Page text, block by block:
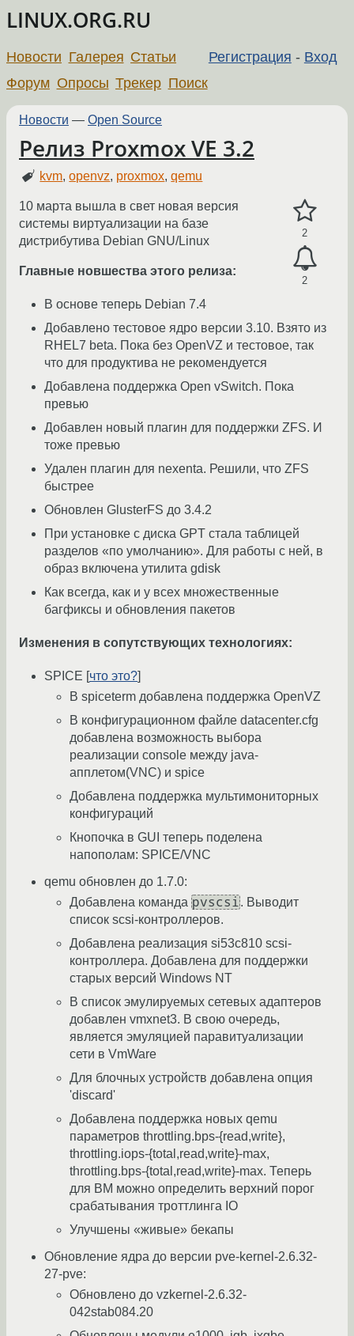
LINUX.ORG.RU
Регистрация - Вход
Новости Галерея Статьи
Форум Опросы Трекер Поиск
Новости — Open Source
Релиз Proxmox VE 3.2
kvm,openvz, proxmox,qemu
2
2
10 марта вышла в свет новая версия
системы виртуализации на базе
дистрибутива Debian GNU/Linux
Главные новшества этого релиза:
В основе теперь Debian 7.4
Добавлено тестовое ядро версии 3.10. Взято из
RHEL7 beta. Пока без OpenVZ и тестовое, так
что для продуктива не рекомендуется
Добавлена поддержка Open vSwitch. Пока
превью
Добавлен новый плагин для поддержки ZFS. И
тоже превью
Удален плагин для nexenta. Решили, что ZFS
быстрее
Обновлен GlusterFS до 3.4.2
При установке с диска GPT стала таблицей
разделов «по умолчанию». Для работы с ней, в
образ включена утилита gdisk
Как всегда, как и у всех множественные
багфиксы и обновления пакетов
Изменения в сопутствующих технологиях:
SPICE [что это?]
В spiceterm добавлена поддержка OpenVZ
В конфигурационном файле datacenter.cfg
добавлена возможность выбора
реализации console между java-
апплетом(VNC) и spice
Добавлена поддержка мультимониторных
конфигураций
Кнопочка в GUI теперь поделена
напополам: SPICE/VNC
qemu обновлен до 1.7.0:
Добавлена команда pvscsi. Выводит
список scsi-контроллеров.
Добавлена реализация si53c810 scsi-
контроллера. Добавлена для поддержки
старых версий Windows NT
В список эмулируемых сетевых адаптеров
добавлен vmxnet3. В свою очередь,
является эмуляцией паравитуализации
сети в VmWare
Для блочных устройств добавлена опция
'discard'
Добавлена поддержка новых qemu
параметров throttling.bps-{read,write},
throttling.iops-{total,read,write}-max,
throttling.bps-{total,read,write}-max. Теперь
для ВМ можно определить верхний порог
срабатывания троттлинга IO
Улучшены «живые» бекапы
Обновление ядра до версии pve-kernel-2.6.32-
27-pve:
Обновлено до vzkernel-2.6.32-
042stab084.20